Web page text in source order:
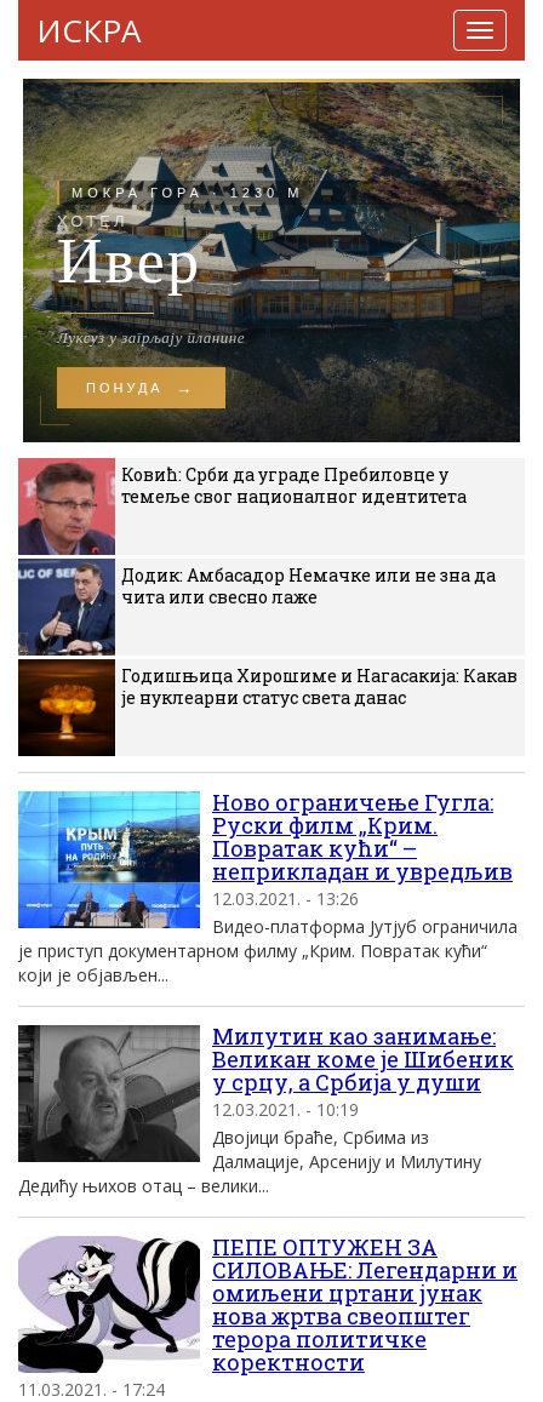
ИСКРА
Ковић: Срби да уграде Пребиловце у
темеље свог националног идентитета
Додик: Амбасадор Немачке или не зна да
чита или свесно лаже
Годишњица Хирошиме и Нагасакија: Какав
је нуклеарни статус света данас
Ново ограничење Гугла:
Руски филм „Крим.
Повратак кући“ –
неприкладан и увредљив
12.03.2021. - 13:26
Видео-платформа Јутјуб ограничила
је приступ документарном филму „Крим. Повратак кући“
који је објављен...
Милутин као занимање:
Великан коме је Шибеник
у срцу, а Србија у души
12.03.2021. - 10:19
Двојици браће, Србима из
Далмације, Арсенију и Милутину
Дедићу њихов отац – велики...
ПЕПЕ ОПТУЖЕН ЗА
СИЛОВАЊЕ: Легендарни и
омиљени цртани јунак
нова жртва свеопштег
терора политичке
коректности
11.03.2021. - 17:24